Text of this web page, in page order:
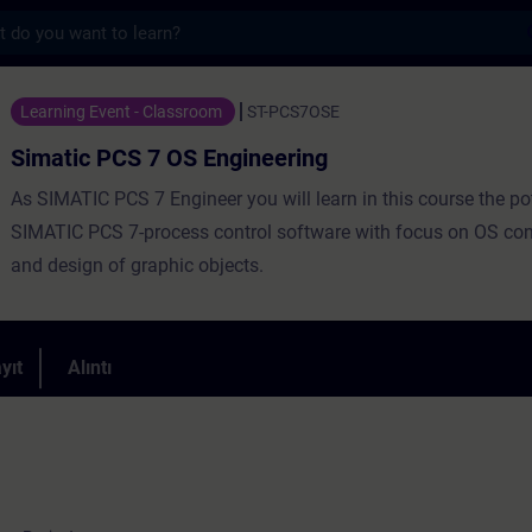
OS Engineering - Training - Training -
Learning Event - Classroom ST-PCS7OSE
Simatic PCS 7 OS Engineering
As SIMATIC PCS 7 Engineer you will learn in this course the
SIMATIC PCS 7-process control software with focus on OS
and design of graphic objects.
Alıntı